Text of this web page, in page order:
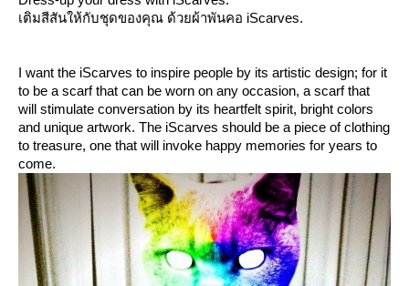
เติมสีสันให้กับชุดของคุณ ด้วยผ้าพันคอ iScarves.
I want the iScarves to inspire people by its artistic design; for it
to be a scarf that can be worn on any occasion, a scarf that
will stimulate conversation by its heartfelt spirit, bright colors
and unique artwork. The iScarves should be a piece of clothing
to treasure, one that will invoke happy memories for years to
come.